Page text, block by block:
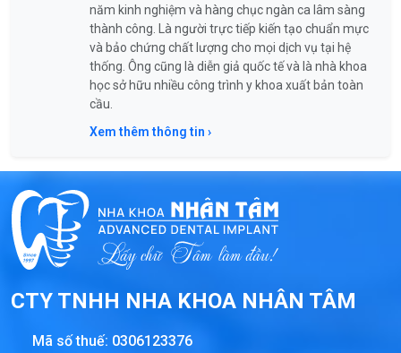
năm kinh nghiệm và hàng chục ngàn ca lâm sàng
thành công. Là người trực tiếp kiến tạo chuẩn mực
và bảo chứng chất lượng cho mọi dịch vụ tại hệ
thống. Ông cũng là diễn giả quốc tế và là nhà khoa
học sở hữu nhiều công trình y khoa xuất bản toàn
cầu.
Xem thêm thông tin ›
CTY TNHH NHA KHOA NHÂN TÂM
Mã số thuế: 0306123376